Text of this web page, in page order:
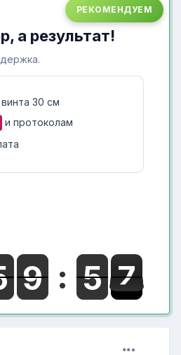
РЕКОМЕНДУЕМ
а результат!
30 см
и протоколам